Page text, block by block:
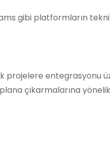
gibi platformların
projelere entegrasyonu
çıkarmalarına